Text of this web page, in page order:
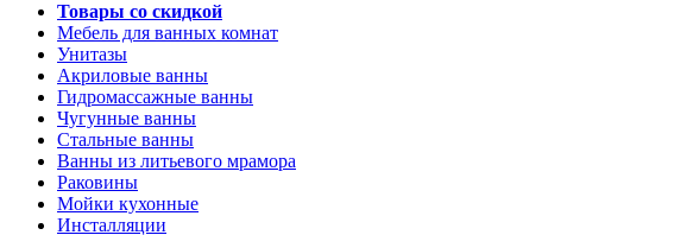
Товары со скидкой
Мебель для ванных комнат
Унитазы
Акриловые ванны
Гидромассажные ванны
Чугунные ванны
Стальные ванны
Ванны из литьевого мрамора
Раковины
Мойки кухонные
Инсталляции